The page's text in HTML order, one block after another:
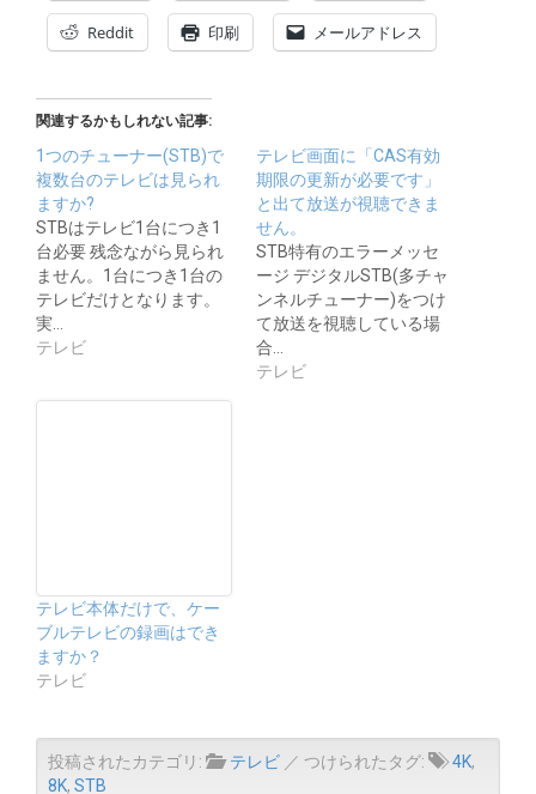
Reddit 印刷 メールアドレス
関連するかもしれない記事:
1つのチューナー(STB)で
複数台のテレビは見られ
ますか?
STBはテレビ1台につき1
台必要 残念ながら見られ
ません。1台につき1台の
テレビだけとなります。
実…
テレビ
テレビ画面に「CAS有効
期限の更新が必要です」
と出て放送が視聴できま
せん。
STB特有のエラーメッセ
ージ デジタルSTB(多チャ
ンネルチューナー)をつけ
て放送を視聴している場
合…
テレビ
テレビ本体だけで、ケー
ブルテレビの録画はでき
ますか？
テレビ
投稿されたカテゴリ: テレビ ／ つけられたタグ: 4K,
8K, STB